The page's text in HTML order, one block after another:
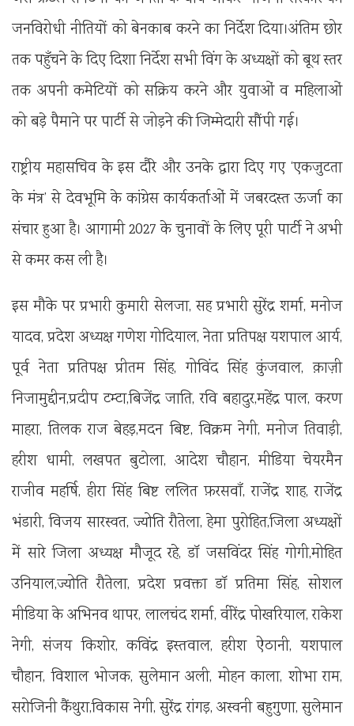
जनविरोधी नीतियों को बेनकाब करने का निर्देश दिया।अंतिम छोर
तक पहुँचने के दिए दिशा निर्देश सभी विंग के अध्यक्षों को बूथ स्तर
तक अपनी कमेटियों को सक्रिय करने और युवाओं व महिलाओं
को बड़े पैमाने पर पार्टी से जोड़ने की जिम्मेदारी सौंपी गई।
राष्ट्रीय महासचिव के इस दौरे और उनके द्वारा दिए गए ‘एकजुटता
के मंत्र’ से देवभूमि के कांग्रेस कार्यकर्ताओं में जबरदस्त ऊर्जा का
संचार हुआ है। आगामी 2027 के चुनावों के लिए पूरी पार्टी ने अभी
से कमर कस ली है।
इस मौके पर प्रभारी कुमारी सेलजा, सह प्रभारी सुरेंद्र शर्मा, मनोज
यादव, प्रदेश अध्यक्ष गणेश गोदियाल, नेता प्रतिपक्ष यशपाल आर्य,
पूर्व नेता प्रतिपक्ष प्रीतम सिंह, गोविंद सिंह कुंजवाल, क़ाज़ी
निजामुद्दीन,प्रदीप टम्टा,बिजेंद्र जाति, रवि बहादुर,महेंद्र पाल, करण
माहरा, तिलक राज बेहड़,मदन बिष्ट, विक्रम नेगी, मनोज तिवाड़ी,
हरीश धामी, लखपत बुटोला, आदेश चौहान, मीडिया चेयरमैन
राजीव महर्षि, हीरा सिंह बिष्ट ललित फ़रसवाँ, राजेंद्र शाह, राजेंद्र
भंडारी, विजय सारस्वत, ज्योति रौतेला, हेमा पुरोहित,जिला अध्यक्षों
में सारे जिला अध्यक्ष मौजूद रहे, डॉ जसविंदर सिंह गोगी,मोहित
उनियाल,ज्योति रौतेला, प्रदेश प्रवक्ता डॉ प्रतिमा सिंह, सोशल
मीडिया के अभिनव थापर, लालचंद शर्मा, वीरेंद्र पोखरियाल, राकेश
नेगी, संजय किशोर, कविंद्र इस्तवाल, हरीश ऐठानी, यशपाल
चौहान, विशाल भोजक, सुलेमान अली, मोहन काला, शोभा राम,
सरोजिनी कैंथुरा,विकास नेगी, सुरेंद्र रांगड़, अस्वनी बहुगुणा, सुलेमान